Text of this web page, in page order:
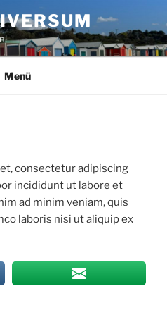
Menü
consectetur adipiscing
incididunt ut labore et
ad minim veniam, quis
laboris nisi ut aliquip ex